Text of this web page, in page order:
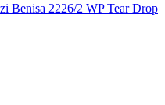
Benisa 2226/2 WP Tear Drop